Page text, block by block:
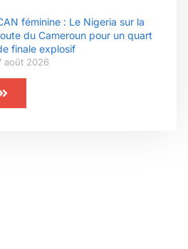
féminine : Le Nigeria sur la
du Cameroun pour un quart
finale explosif
août 2026